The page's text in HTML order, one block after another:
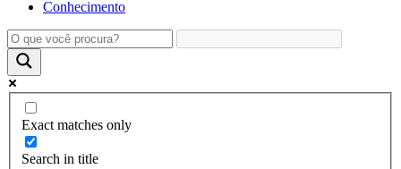
Conhecimento
Exact matches only
Search in title